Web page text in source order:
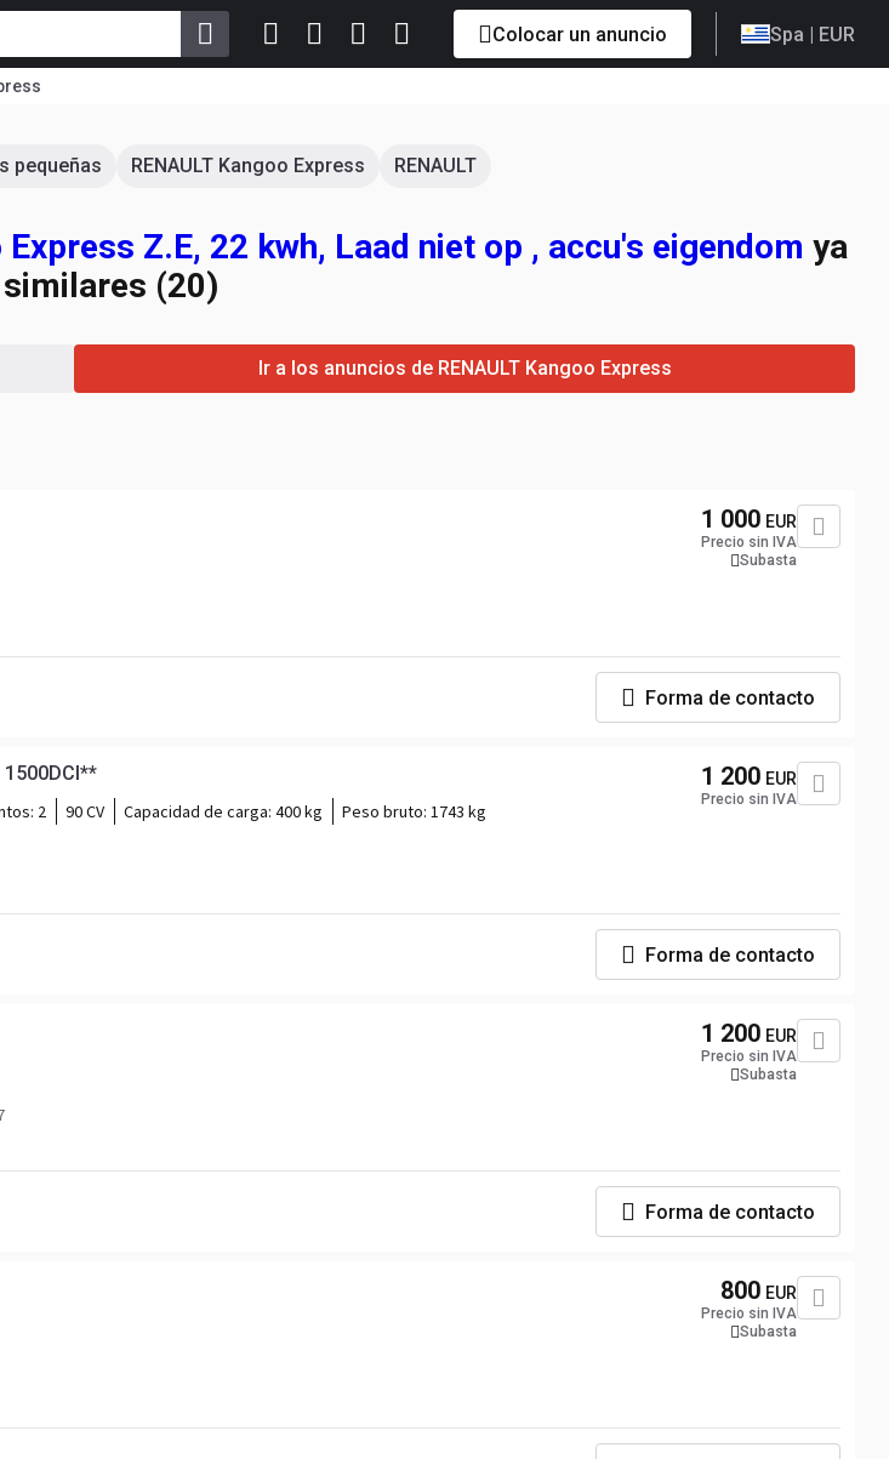
Colocar un anuncio Spa | EUR
pequeñas RENAULT Kangoo Express RENAULT
Z.E, 22 kwh, Laad niet op , accu's eigendom ya
(20)
Ir a los anuncios de RENAULT Kangoo Express
1 000 EUR
Precio sin IVA
Subasta
Forma de contacto
1500DCI**
2 90 CV Capacidad de carga: 400 kg Peso bruto: 1743 kg
1 200 EUR
Precio sin IVA
Forma de contacto
1 200 EUR
Precio sin IVA
Subasta
Forma de contacto
800 EUR
Precio sin IVA
Subasta